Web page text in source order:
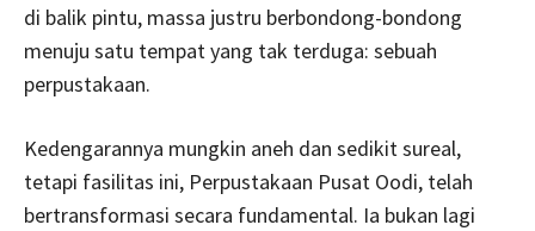
di balik pintu, massa justru berbondong-bondong
menuju satu tempat yang tak terduga: sebuah
perpustakaan.
Kedengarannya mungkin aneh dan sedikit sureal,
tetapi fasilitas ini, Perpustakaan Pusat Oodi, telah
bertransformasi secara fundamental. Ia bukan lagi